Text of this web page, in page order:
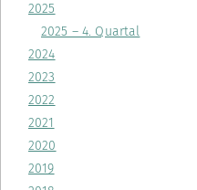
2025
2025 – 4. Quartal
2024
2023
2022
2021
2020
2019